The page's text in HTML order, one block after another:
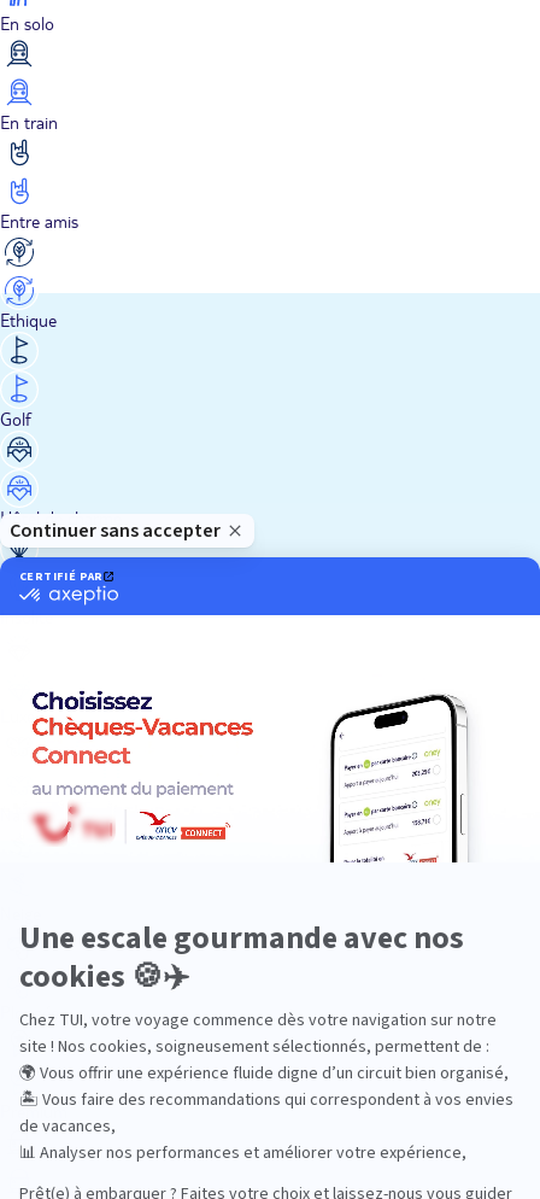
En solo
En train
Entre amis
Ethique
Golf
Hôtel de charme
Insolite
Luxe
Nature
Plongée
Premium